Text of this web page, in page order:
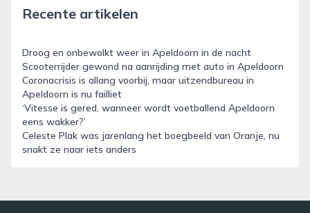
Recente artikelen
Droog en onbewolkt weer in Apeldoorn in de nacht
Scooterrijder gewond na aanrijding met auto in Apeldoorn
Coronacrisis is allang voorbij, maar uitzendbureau in
Apeldoorn is nu failliet
‘Vitesse is gered, wanneer wordt voetballend Apeldoorn
eens wakker?’
Celeste Plak was jarenlang het boegbeeld van Oranje, nu
snakt ze naar iets anders